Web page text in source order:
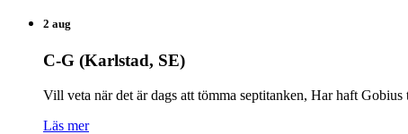
2 aug
C-G (Karlstad, SE)
Vill veta när det är dags att tömma septitanken, Har haft
Läs mer